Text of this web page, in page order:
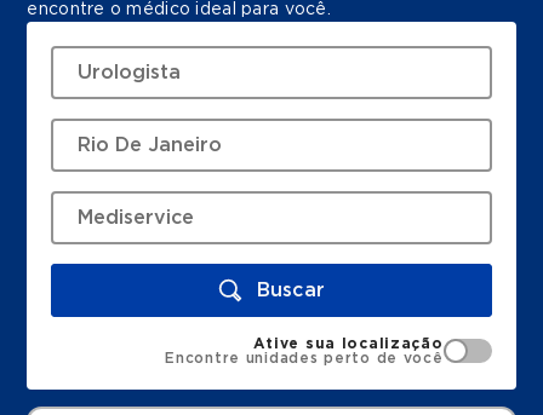
encontre o médico ideal para você.
Buscar
Ative sua localização
Encontre unidades perto de você